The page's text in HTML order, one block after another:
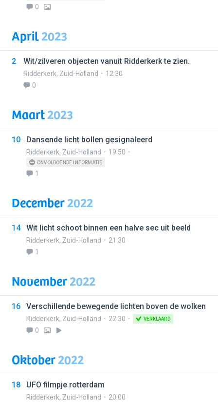
0
April2023
2 Wit/zilveren objecten vanuit Ridderkerk te zien.
Ridderkerk, Zuid-Holland
12:30
0
Maart2023
10 Dansende licht bollen gesignaleerd
Ridderkerk, Zuid-Holland 19:50
ONVOLDOENDE INFORMATIE
1
December2022
14 Wit licht schoot binnen een halve sec uit beeld
Ridderkerk, Zuid-Holland
21:30
1
November2022
16 Verschillende bewegende lichten boven de wolken
Ridderkerk, Zuid-Holland 22:30 VERKLAARD
0
Oktober2022
18 UFO filmpje rotterdam
Ridderkerk, Zuid-Holland
20:00